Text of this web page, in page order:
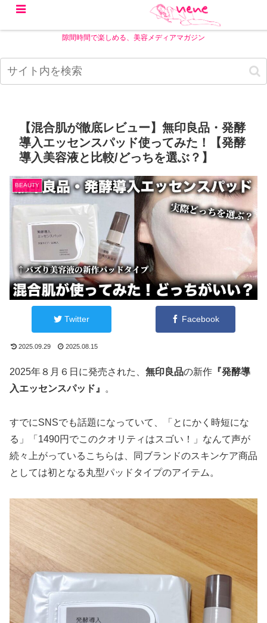
隙間時間で楽しめる、美容メディアマガジン
【混合肌が徹底レビュー】無印良品・発酵
導入エッセンスパッド使ってみた！【発酵
導入美容液と比較/どっちを選ぶ？】
BEAUTY
Twitter Facebook
2025.09.29 2025.08.15
2025年８月６日に発売された、 無印良品の新作 『発酵導
入エッセンスパッド』
。
すでにSNSでも話題になっていて、「とにかく時短にな
る」「1490円でこのクオリティはスゴい！」なんて声が
続々上がっているこちらは、同ブランドのスキンケア商品
としては初となる丸型パッドタイプのアイテム。